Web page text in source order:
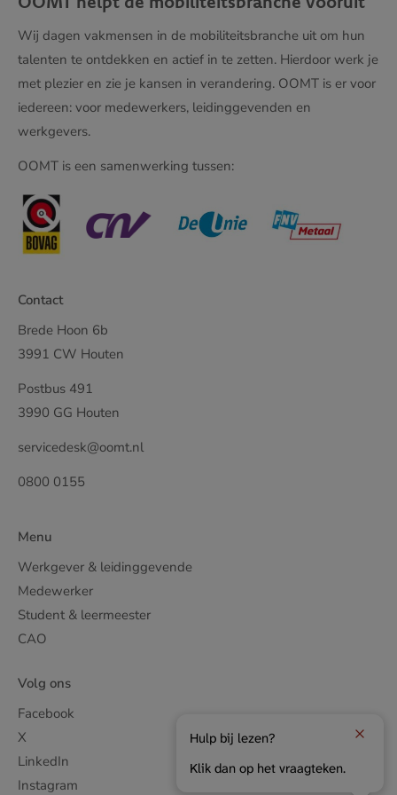
Wij dagen vakmensen in de mobiliteitsbranche uit om hun
talenten te ontdekken en actief in te zetten. Hierdoor werk je
met plezier en zie je kansen in verandering. OOMT is er voor
iedereen: voor medewerkers, leidinggevenden en
werkgevers.
OOMT is een samenwerking tussen:
Contact
Brede Hoon 6b
3991 CW Houten
Postbus 491
3990 GG Houten
servicedesk@oomt.nl
0800 0155
Menu
Werkgever & leidinggevende
Medewerker
Student & leermeester
CAO
Volg ons
Facebook
X
LinkedIn
Instagram
Hulp bij lezen?
Klik dan op het vraagteken.